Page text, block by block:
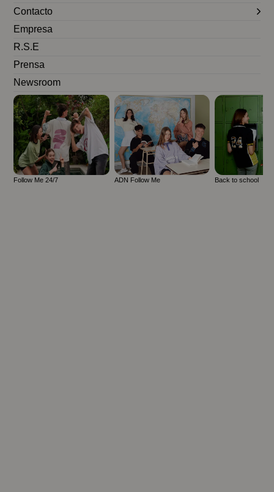
Contacto
Empresa
R.S.E
Prensa
Newsroom
Follow Me 24/7 ADN Follow Me Back to school